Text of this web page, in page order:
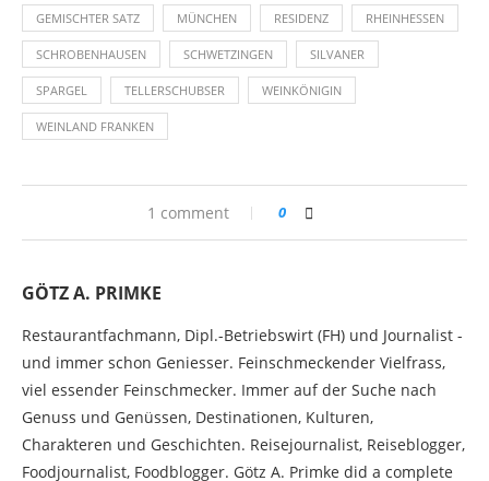
GEMISCHTER SATZ MÜNCHEN RESIDENZ RHEINHESSEN
SCHROBENHAUSEN SCHWETZINGEN SILVANER
SPARGEL TELLERSCHUBSER WEINKÖNIGIN
WEINLAND FRANKEN
1 comment 0
GÖTZ A. PRIMKE
Restaurantfachmann, Dipl.-Betriebswirt (FH) und Journalist -
und immer schon Geniesser. Feinschmeckender Vielfrass,
viel essender Feinschmecker. Immer auf der Suche nach
Genuss und Genüssen, Destinationen, Kulturen,
Charakteren und Geschichten. Reisejournalist, Reiseblogger,
Foodjournalist, Foodblogger. Götz A. Primke did a complete